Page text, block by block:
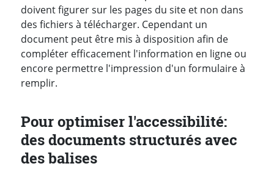
doivent figurer sur les pages du site et non dans
des fichiers à télécharger. Cependant un
document peut être mis à disposition afin de
compléter efficacement l'information en ligne ou
encore permettre l'impression d'un formulaire à
remplir.
Pour optimiser l'accessibilité:
des documents structurés avec
des balises